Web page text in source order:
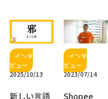
2025/10/13
新しい言語
2023/07/14
Shopee